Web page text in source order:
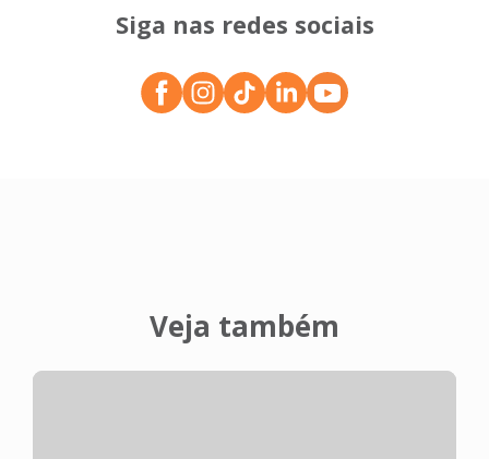
Siga nas redes sociais
Veja também